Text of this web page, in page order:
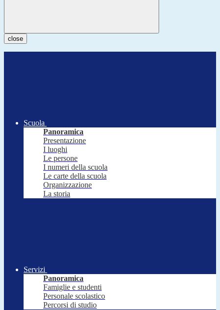
close
Scuola
Panoramica
Presentazione
I luoghi
Le persone
I numeri della scuola
Le carte della scuola
Organizzazione
La storia
Servizi
Panoramica
Famiglie e studenti
Personale scolastico
Percorsi di studio